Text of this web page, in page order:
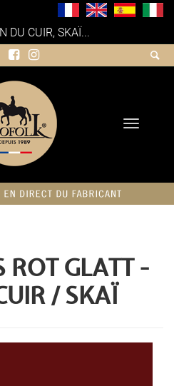
DU CUIR, SKAÏ...
Toggle
ROT GLATT -
/ SKAÏ